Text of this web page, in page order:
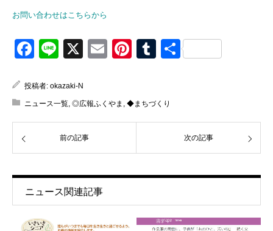
お問い合わせはこちらから
Facebook
Line
X EmailPinterest
Tumblr
共
投稿者: okazaki-N
ニュース一覧, ◎広報ふくやま , ◆まちづくり
前の記事 次の記事
ニュース関連記事